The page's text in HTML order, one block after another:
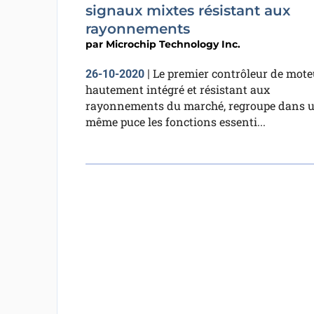
signaux mixtes résistant aux
rayonnements
par Microchip Technology Inc.
26-10-2020| Le premier contrôleur de
hautement intégré et résistant aux
rayonnements du marché, regroupe dans
même puce les fonctions essenti...